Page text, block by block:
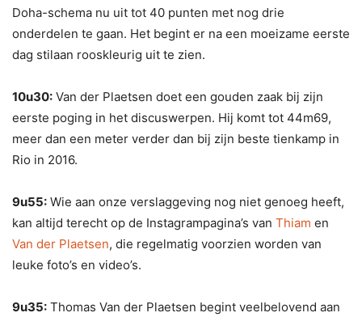
Doha-schema nu uit tot 40 punten met nog drie
onderdelen te gaan. Het begint er na een moeizame eerste
dag stilaan rooskleurig uit te zien.
10u30: Van der Plaetsen doet een gouden zaak bij zijn
eerste poging in het discuswerpen. Hij komt tot 44m69,
meer dan een meter verder dan bij zijn beste tienkamp in
Rio in 2016.
9u55: Wie aan onze verslaggeving nog niet genoeg heeft,
kan altijd terecht op de Instagrampagina’s van Thiam en
Van der Plaetsen, die regelmatig voorzien worden van
leuke foto’s en video’s.
9u35: Thomas Van der Plaetsen begint veelbelovend aan